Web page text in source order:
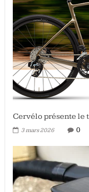
Cervélo présente le
3 mars 2026 0